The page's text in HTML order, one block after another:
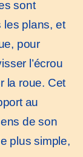
sont
les plans, et
pour
l’écrou
la roue. Cet
au
de son
plus simple,